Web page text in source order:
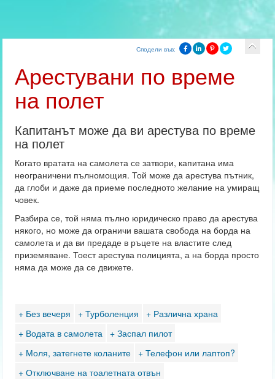
Сподели във:
Арестувани по време
на полет
Капитанът може да ви арестува по време
на полет
Когато вратата на самолета се затвори, капитана има
неограничени пълномощия. Той може да арестува пътник,
да глоби и даже да приеме последното желание на умиращ
човек.
Разбира се, той няма пълно юридическо право да арестува
някого, но може да ограничи вашата свобода на борда на
самолета и да ви предаде в ръцете на властите след
приземяване. Тоест арестува полицията, а на борда просто
няма да може да се движете.
+ Без вечеря + Турболенция
+ Различна храна
+ Водата в самолета
+ Заспал пилот
+ Моля, затегнете коланите
+ Телефон или лаптоп?
+ Отключване на тоалетната отвън